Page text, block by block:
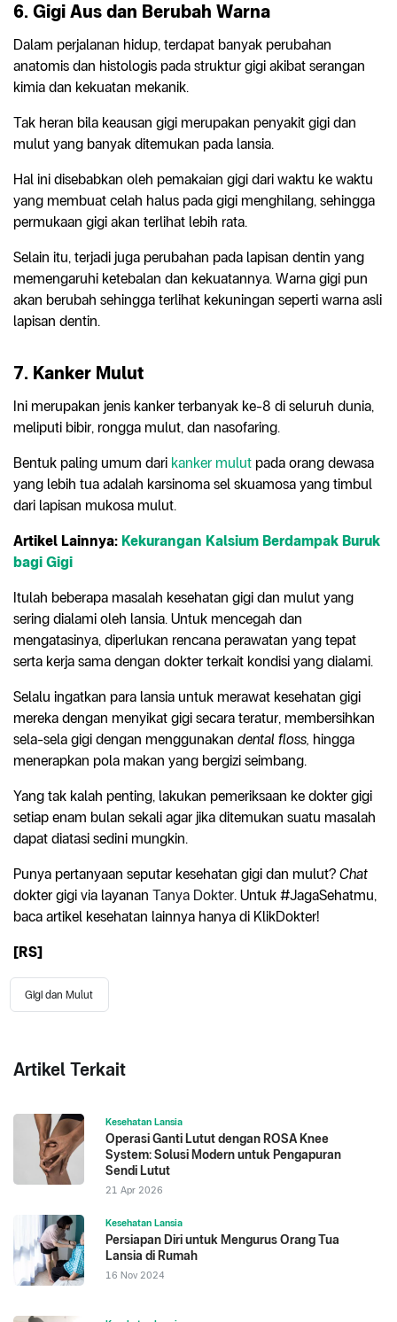
6. Gigi Aus dan Berubah Warna
Dalam perjalanan hidup, terdapat banyak perubahan
anatomis dan histologis pada struktur gigi akibat serangan
kimia dan kekuatan mekanik.
Tak heran bila keausan gigi merupakan penyakit gigi dan
mulut yang banyak ditemukan pada lansia.
Hal ini disebabkan oleh pemakaian gigi dari waktu ke waktu
yang membuat celah halus pada gigi menghilang, sehingga
permukaan gigi akan terlihat lebih rata.
Selain itu, terjadi juga perubahan pada lapisan dentin yang
memengaruhi ketebalan dan kekuatannya. Warna gigi pun
akan berubah sehingga terlihat kekuningan seperti warna asli
lapisan dentin.
7. Kanker Mulut
Ini merupakan jenis kanker terbanyak ke-8 di seluruh dunia,
meliputi bibir, rongga mulut, dan nasofaring.
Bentuk paling umum dari kanker mulut pada orang dewasa
yang lebih tua adalah karsinoma sel skuamosa yang timbul
dari lapisan mukosa mulut.
Artikel Lainnya: Kekurangan Kalsium Berdampak Buruk
bagi Gigi
Itulah beberapa masalah kesehatan gigi dan mulut yang
sering dialami oleh lansia. Untuk mencegah dan
mengatasinya, diperlukan rencana perawatan yang tepat
serta kerja sama dengan dokter terkait kondisi yang dialami.
Selalu ingatkan para lansia untuk merawat kesehatan gigi
mereka dengan menyikat gigi secara teratur, membersihkan
sela-sela gigi dengan menggunakan dental floss, hingga
menerapkan pola makan yang bergizi seimbang.
Yang tak kalah penting, lakukan pemeriksaan ke dokter gigi
setiap enam bulan sekali agar jika ditemukan suatu masalah
dapat diatasi sedini mungkin.
Punya pertanyaan seputar kesehatan gigi dan mulut? Chat
dokter gigi via layanan Tanya Dokter. Untuk #JagaSehatmu,
baca artikel kesehatan lainnya hanya di KlikDokter!
[RS]
Gigi dan Mulut
Artikel Terkait
Kesehatan Lansia
Operasi Ganti Lutut dengan ROSA Knee
System: Solusi Modern untuk Pengapuran
Sendi Lutut
21 Apr 2026
Kesehatan Lansia
Persiapan Diri untuk Mengurus Orang Tua
Lansia di Rumah
16 Nov 2024